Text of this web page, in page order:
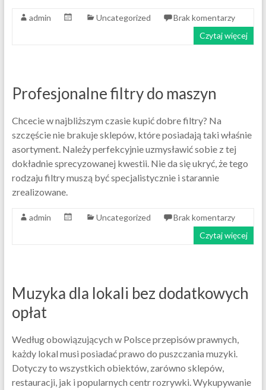
admin Uncategorized
Brak komentarzy
Czytaj więcej
Profesjonalne filtry do maszyn
Chcecie w najbliższym czasie kupić dobre filtry? Na
szczęście nie brakuje sklepów, które posiadają taki właśnie
asortyment. Należy perfekcyjnie uzmysławić sobie z tej
dokładnie sprecyzowanej kwestii. Nie da się ukryć, że tego
rodzaju filtry muszą być specjalistycznie i starannie
zrealizowane.
admin Uncategorized
Brak komentarzy
Czytaj więcej
Muzyka dla lokali bez dodatkowych
opłat
Według obowiązujących w Polsce przepisów prawnych,
każdy lokal musi posiadać prawo do puszczania muzyki.
Dotyczy to wszystkich obiektów, zarówno sklepów,
restauracji, jak i popularnych centr rozrywki. Wykupywanie